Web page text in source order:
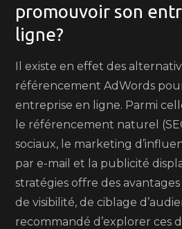
promouvoir son
ligne?
Il existe en effet des
référencement AdWords
entreprise en ligne. Parmi
le référencement naturel
sociaux, le marketing
par e-mail et la publicité
stratégies offre des
de visibilité, de ciblage
recommandé d’explorer ces